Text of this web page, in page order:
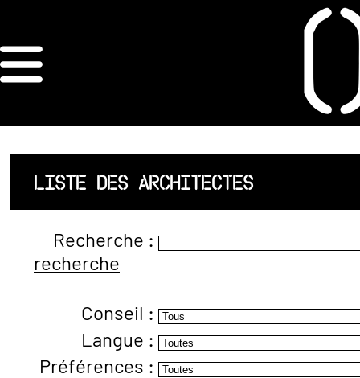
ORDRE DES
ARCHITECTES
ACCUEIL
LISTE DES
ARCHITECTES
JURISPRUDENCE
ANNEXE 4 CODT
LISTE DES ARCHITECTES
Recherche :
recherche
Conseil :
Langue :
Préférences :